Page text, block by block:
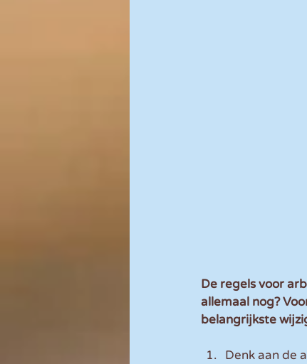
De regels voor
allemaal nog?
belangrijkste
Denk aan de